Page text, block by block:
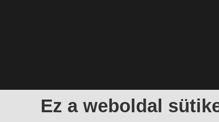
Ez a weboldal